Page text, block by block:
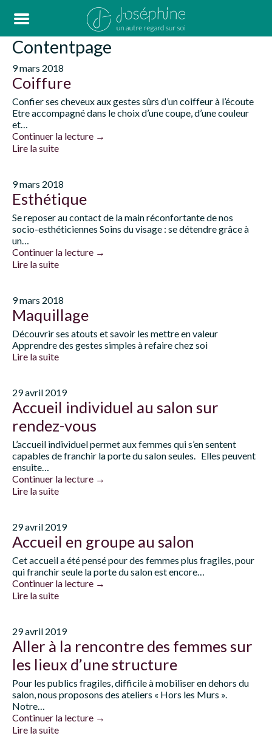
Contentpage
9 mars 2018
Coiffure
Confier ses cheveux aux gestes sûrs d’un coiffeur à l’écoute
Etre accompagné dans le choix d’une coupe, d’une couleur
et…
Continuer la lecture →
Lire la suite
9 mars 2018
Esthétique
Se reposer au contact de la main réconfortante de nos
socio-esthéticiennes Soins du visage : se détendre grâce à
un…
Continuer la lecture →
Lire la suite
9 mars 2018
Maquillage
Découvrir ses atouts et savoir les mettre en valeur
Apprendre des gestes simples à refaire chez soi
Lire la suite
29 avril 2019
Accueil individuel au salon sur
rendez-vous
L’accueil individuel permet aux femmes qui s’en sentent
capables de franchir la porte du salon seules. Elles peuvent
ensuite…
Continuer la lecture →
Lire la suite
29 avril 2019
Accueil en groupe au salon
Cet accueil a été pensé pour des femmes plus fragiles, pour
qui franchir seule la porte du salon est encore…
Continuer la lecture →
Lire la suite
29 avril 2019
Aller à la rencontre des femmes sur
les lieux d’une structure
Pour les publics fragiles, difficile à mobiliser en dehors du
salon, nous proposons des ateliers « Hors les Murs ».
Notre…
Continuer la lecture →
Lire la suite